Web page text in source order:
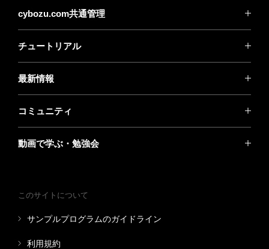
cybozu.com共通管理
チュートリアル
最新情報
コミュニティ
動画で学ぶ・勉強会
このサイトについて
サンプルプログラムのガイドライン
利用規約